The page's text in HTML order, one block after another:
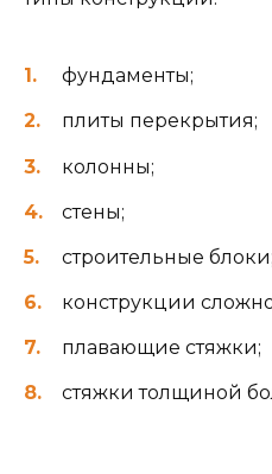
фундаменты;
плиты перекрытия;
колонны;
стены;
строительные блоки;
конструкции
плавающие стяжки;
стяжки толщиной